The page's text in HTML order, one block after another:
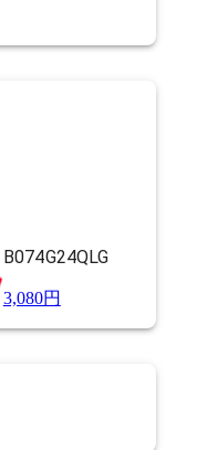
B074G24QLG
3,080円